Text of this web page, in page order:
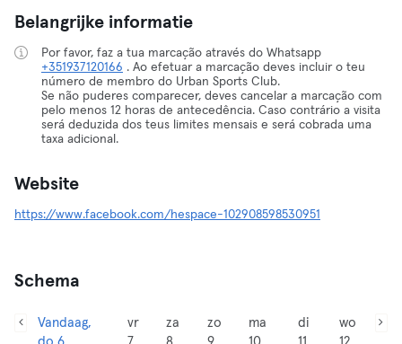
Belangrijke informatie
Por favor, faz a tua marcação através do Whatsapp
+351937120166 . Ao efetuar a marcação deves incluir o teu
número de membro do Urban Sports Club.
Se não puderes comparecer, deves cancelar a marcação com
pelo menos 12 horas de antecedência. Caso contrário a visita
será deduzida dos teus limites mensais e será cobrada uma
taxa adicional.
Website
https://www.facebook.com/hespace-102908598530951
Schema
Vandaag,
vr
za
zo
ma
di
wo